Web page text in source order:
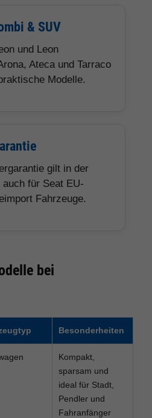
& SUV
und Leon
Ateca und Tarraco
Modelle.
gilt in der
für Seat EU-
Fahrzeuge.
bei
Besonderheiten
Kompakt,
sparsam und
ideal für Stadt,
Pendler und
Fahranfänger